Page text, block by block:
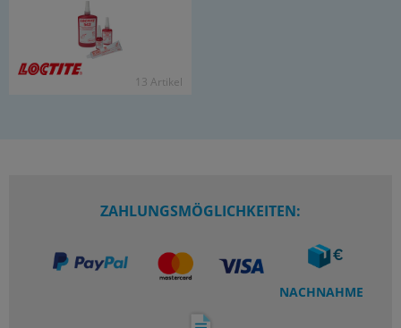
13 Ar­ti­kel
ZAHLUNGSMÖGLICHKEITEN:
NACHNAHME